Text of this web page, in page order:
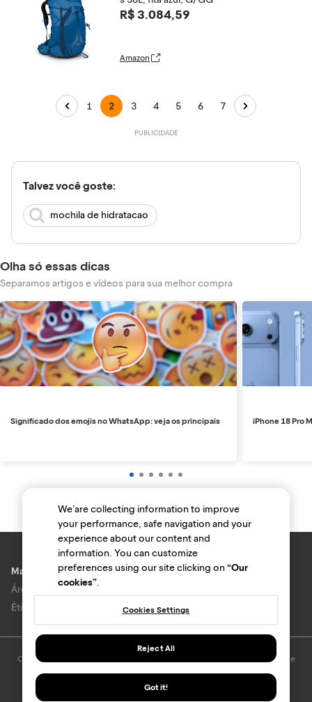
R$ 3.084,59
Amazon
1 2 3 4 5 6 7
Talvez você goste:
mochila de hidratacao
Olha só essas dicas
Separamos artigos e vídeos para sua melhor compra
Significado dos emojis no WhatsApp: veja os principais iPhone 18 Pro
Marcas e lojas
Área do anunciante
Ética e Integridade
O uso deste site está sujeito aos termos e condições do Termo de Uso
e
We’are collecting information to improve
your performance, safe navigation and your
experience about our content and
information. You can customize
preferences using our site clicking on“Our
cookies”.
Cookies Settings
Reject All
Got it!